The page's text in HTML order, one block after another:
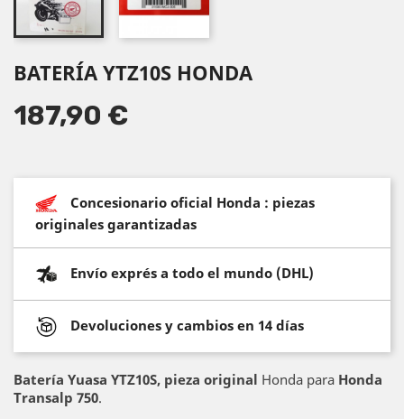
BATERÍA YTZ10S HONDA
187,90 €
Concesionario oficial Honda : piezas
originales garantizadas
Envío exprés a todo el mundo (DHL)
Devoluciones y cambios en 14 días
Batería Yuasa YTZ10S, pieza original Honda para Honda
Transalp 750.